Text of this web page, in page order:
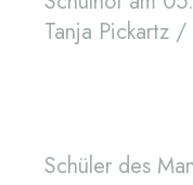
Tanja Pickartz
Schüler des